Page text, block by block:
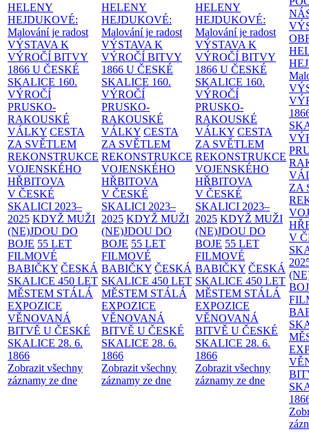
HELENY
HEJDUKOVÉ:
Malování je radost
VÝSTAVA K
VÝROČÍ BITVY
1866 U ČESKÉ
SKALICE 160.
VÝROČÍ
PRUSKO-
RAKOUSKÉ
VÁLKY CESTA
ZA SVĚTLEM
REKONSTRUKCE
VOJENSKÉHO
HŘBITOVA
V ČESKÉ
SKALICI 2023–
2025 KDYŽ MUŽI
(NE)JDOU DO
BOJE 55 LET
FILMOVÉ
BABIČKY ČESKÁ
SKALICE 450 LET
MĚSTEM STÁLÁ
EXPOZICE
VĚNOVANÁ
BITVĚ U ČESKÉ
SKALICE 28. 6.
1866
Zobrazit všechny
záznamy ze dne
HELENY
HEJDUKOVÉ:
Malování je radost
VÝSTAVA K
VÝROČÍ BITVY
1866 U ČESKÉ
SKALICE 160.
VÝROČÍ
PRUSKO-
RAKOUSKÉ
VÁLKY CESTA
ZA SVĚTLEM
REKONSTRUKCE
VOJENSKÉHO
HŘBITOVA
V ČESKÉ
SKALICI 2023–
2025 KDYŽ MUŽI
(NE)JDOU DO
BOJE 55 LET
FILMOVÉ
BABIČKY ČESKÁ
SKALICE 450 LET
MĚSTEM STÁLÁ
EXPOZICE
VĚNOVANÁ
BITVĚ U ČESKÉ
SKALICE 28. 6.
1866
Zobrazit všechny
záznamy ze dne
HELENY
HEJDUKOVÉ:
Malování je radost
VÝSTAVA K
VÝROČÍ BITVY
1866 U ČESKÉ
SKALICE 160.
VÝROČÍ
PRUSKO-
RAKOUSKÉ
VÁLKY CESTA
ZA SVĚTLEM
REKONSTRUKCE
VOJENSKÉHO
HŘBITOVA
V ČESKÉ
SKALICI 2023–
2025 KDYŽ MUŽI
(NE)JDOU DO
BOJE 55 LET
FILMOVÉ
BABIČKY ČESKÁ
SKALICE 450 LET
MĚSTEM STÁLÁ
EXPOZICE
VĚNOVANÁ
BITVĚ U ČESKÉ
SKALICE 28. 6.
1866
Zobrazit všechny
záznamy ze dne
ZA
V